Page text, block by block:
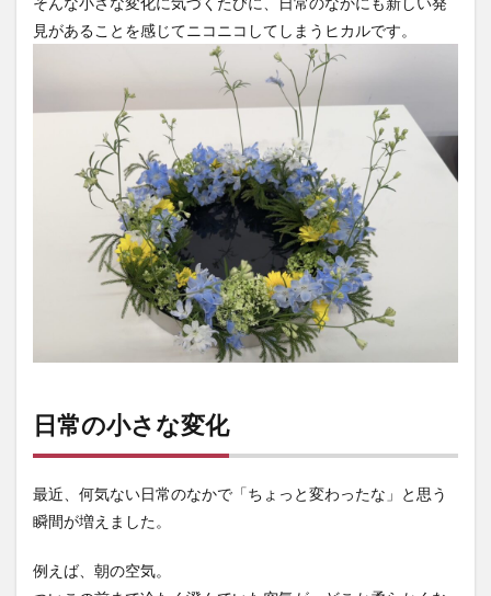
見があることを感じてニコニコしてしまうヒカルです。
日常の小さな変化
最近、何気ない日常のなかで「ちょっと変わったな」と思う
瞬間が増えました。
例えば、朝の空気。